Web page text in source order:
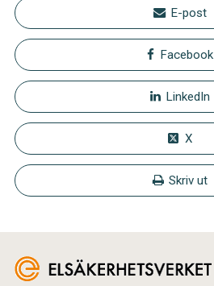
E-post
Facebook
LinkedIn
X
Skriv ut